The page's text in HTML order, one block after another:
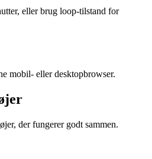
eller brug loop-tilstand for
mobil- eller desktopbrowser.
der fungerer godt sammen.